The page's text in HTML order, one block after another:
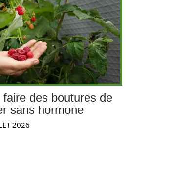
faire des boutures de
sans hormone
2026